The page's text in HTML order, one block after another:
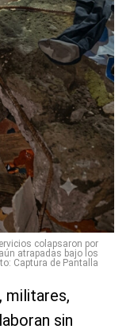
colapsaron por
atrapadas bajo los
Captura de Pantalla
militares,
sin